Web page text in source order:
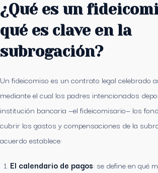
¿Qué es un
qué es clave en la
subrogación?
Un fideicomiso es un contrato legal celebrado
mediante el cual los padres intencionados
institución bancaria —el fideicomisario— los
cubrir los gastos y compensaciones de la
acuerdo establece:
El calendario de pagos: se define en qué